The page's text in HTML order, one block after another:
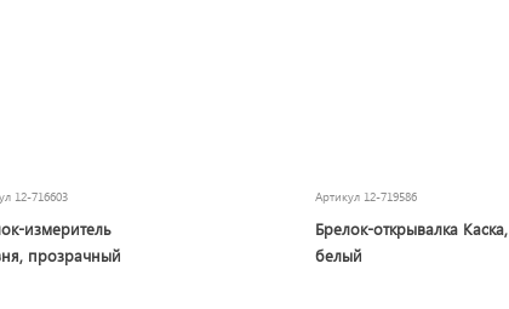
12-716603
измеритель
прозрачный
Артикул 12-719586
Брелок-открывалка Каска,
белый